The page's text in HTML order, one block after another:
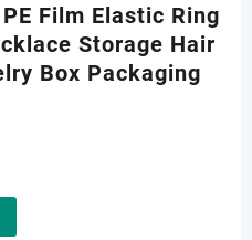
Film Elastic Ring
Storage Hair
Box Packaging